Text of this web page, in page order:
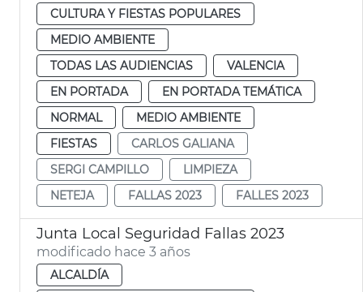
CULTURA Y FIESTAS POPULARES
MEDIO AMBIENTE
TODAS LAS AUDIENCIAS
VALENCIA
EN PORTADA
EN PORTADA TEMÁTICA
NORMAL
MEDIO AMBIENTE
FIESTAS
CARLOS GALIANA
SERGI CAMPILLO
LIMPIEZA
NETEJA
FALLAS 2023 FALLES 2023
Junta Local Seguridad Fallas 2023
modificado hace 3 años
ALCALDÍA